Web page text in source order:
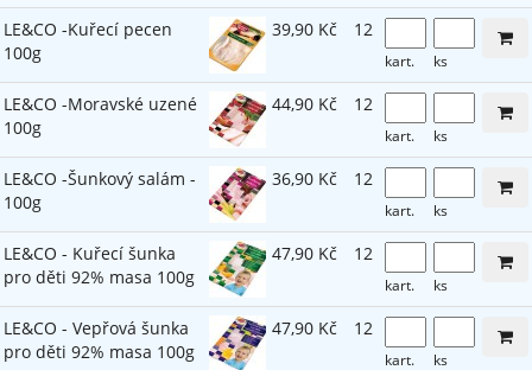
LE&CO -Kuřecí pecen
100g
39,90 Kč 12
kart. ks
LE&CO -Moravské uzené
100g
44,90 Kč 12
kart. ks
LE&CO -Šunkový salám -
100g
36,90 Kč 12
kart. ks
LE&CO - Kuřecí šunka
pro děti 92% masa 100g
47,90 Kč 12
kart. ks
LE&CO - Vepřová šunka
pro děti 92% masa 100g
47,90 Kč 12
kart. ks